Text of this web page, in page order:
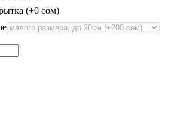
(+0 сом)